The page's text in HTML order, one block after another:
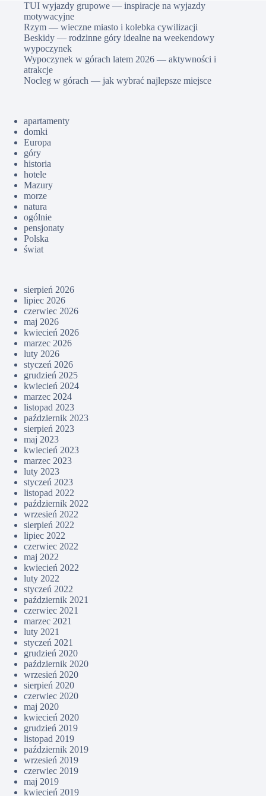
TUI wyjazdy grupowe — inspiracje na wyjazdy
motywacyjne
Rzym — wieczne miasto i kolebka cywilizacji
Beskidy — rodzinne góry idealne na weekendowy
wypoczynek
Wypoczynek w górach latem 2026 — aktywności i
atrakcje
Nocleg w górach — jak wybrać najlepsze miejsce
apartamenty
domki
Europa
góry
historia
hotele
Mazury
morze
natura
ogólnie
pensjonaty
Polska
świat
sierpień 2026
lipiec 2026
czerwiec 2026
maj 2026
kwiecień 2026
marzec 2026
luty 2026
styczeń 2026
grudzień 2025
kwiecień 2024
marzec 2024
listopad 2023
październik 2023
sierpień 2023
maj 2023
kwiecień 2023
marzec 2023
luty 2023
styczeń 2023
listopad 2022
październik 2022
wrzesień 2022
sierpień 2022
lipiec 2022
czerwiec 2022
maj 2022
kwiecień 2022
luty 2022
styczeń 2022
październik 2021
czerwiec 2021
marzec 2021
luty 2021
styczeń 2021
grudzień 2020
październik 2020
wrzesień 2020
sierpień 2020
czerwiec 2020
maj 2020
kwiecień 2020
grudzień 2019
listopad 2019
październik 2019
wrzesień 2019
czerwiec 2019
maj 2019
kwiecień 2019